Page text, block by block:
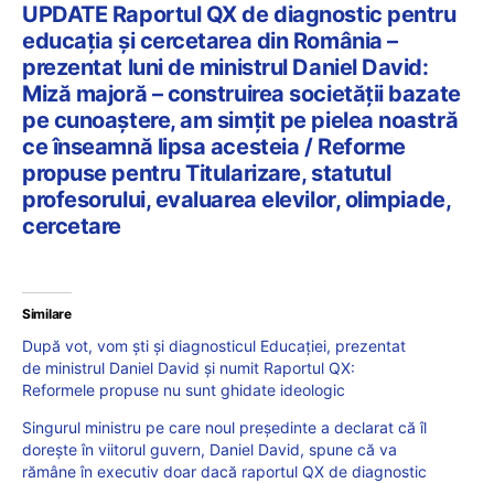
UPDATE Raportul QX de diagnostic pentru
educația și cercetarea din România –
prezentat luni de ministrul Daniel David:
Miză majoră – construirea societății bazate
pe cunoaștere, am simțit pe pielea noastră
ce înseamnă lipsa acesteia / Reforme
propuse pentru Titularizare, statutul
profesorului, evaluarea elevilor, olimpiade,
cercetare
Similare
După vot, vom ști și diagnosticul Educației, prezentat
de ministrul Daniel David și numit Raportul QX:
Reformele propuse nu sunt ghidate ideologic
Singurul ministru pe care noul președinte a declarat că îl
dorește în viitorul guvern, Daniel David, spune că va
rămâne în executiv doar dacă raportul QX de diagnostic